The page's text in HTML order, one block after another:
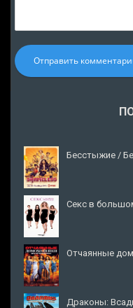
Отправить
Бесстыжие /
Секс в
Отчаянные
Драконы: